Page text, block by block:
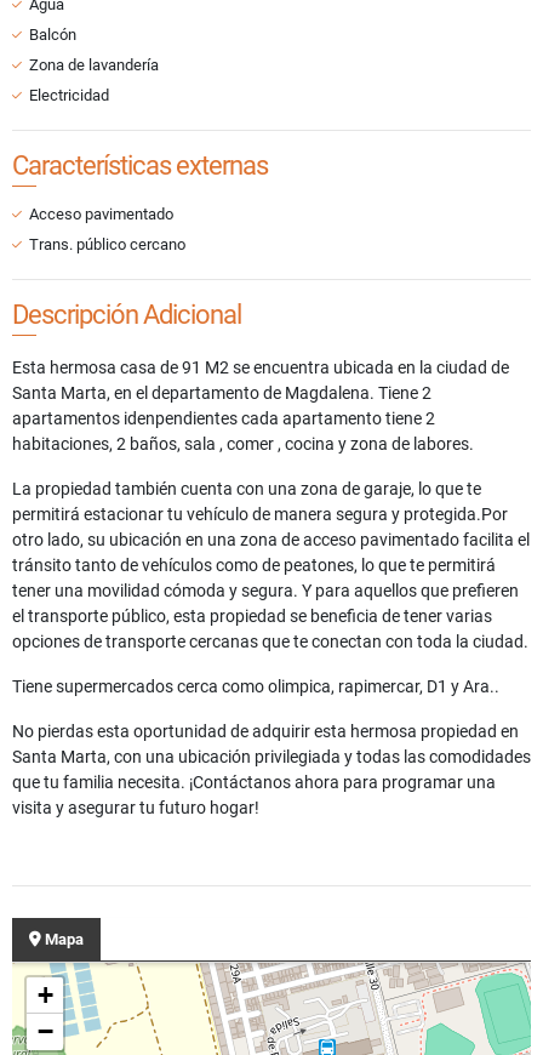
Agua
Balcón
Zona de lavandería
Electricidad
Características externas
Acceso pavimentado
Trans. público cercano
Descripción Adicional
Esta hermosa casa de 91 M2 se encuentra ubicada en la ciudad de
Santa Marta, en el departamento de Magdalena. Tiene 2
apartamentos idenpendientes cada apartamento tiene 2
habitaciones, 2 baños, sala , comer , cocina y zona de labores.
La propiedad también cuenta con una zona de garaje, lo que te
permitirá estacionar tu vehículo de manera segura y protegida.Por
otro lado, su ubicación en una zona de acceso pavimentado facilita el
tránsito tanto de vehículos como de peatones, lo que te permitirá
tener una movilidad cómoda y segura. Y para aquellos que prefieren
el transporte público, esta propiedad se beneficia de tener varias
opciones de transporte cercanas que te conectan con toda la ciudad.
Tiene supermercados cerca como olimpica, rapimercar, D1 y Ara..
No pierdas esta oportunidad de adquirir esta hermosa propiedad en
Santa Marta, con una ubicación privilegiada y todas las comodidades
que tu familia necesita. ¡Contáctanos ahora para programar una
visita y asegurar tu futuro hogar!
Mapa
+
−